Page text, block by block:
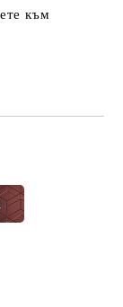
към